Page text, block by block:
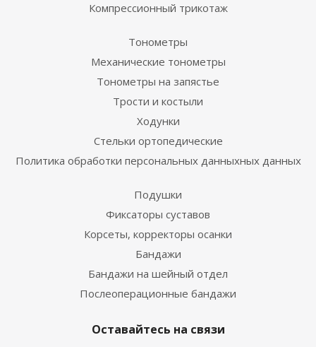
Компрессионный трикотаж
Тонометры
Механические тонометры
Тонометры на запястье
Трости и костыли
Ходунки
Стельки ортопедические
Политика обработки персональных данныхных данных
Подушки
Фиксаторы суставов
Корсеты, корректоры осанки
Бандажи
Бандажи на шейный отдел
Послеоперационные бандажи
Оставайтесь на связи